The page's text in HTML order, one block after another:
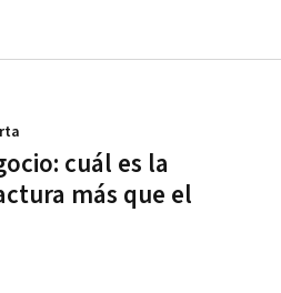
cuál es la
más que el